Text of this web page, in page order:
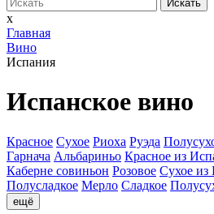
Искать
x
Главная
Вино
Испания
Испанское вино
Красное Сухое Риоха Руэда
Гарнача Альбариньо Красное из
Каберне совиньон Розовое Сухое из
Полусладкое Мерло Сладкое
ещё